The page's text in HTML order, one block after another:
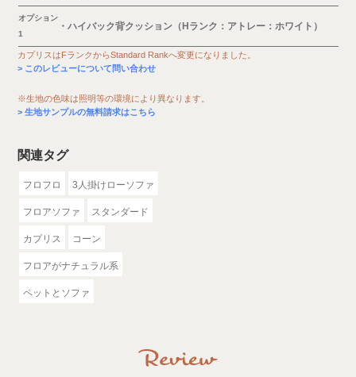
オプション
1
・ハイバック背クッション（Hランク：アトレー：ホワイト）
カプリスはFランクからStandard Rankへ変更になりました。
このレビューについて問い合わせ
※生地の色味は照明等の環境により異なります。
生地サンプルの無料請求はこちら
関連タグ
フロフロ 3人掛けローソファ
フロアソファ スタンダード
カプリス コーン
フロアがナチュラル系
ペットとソファ